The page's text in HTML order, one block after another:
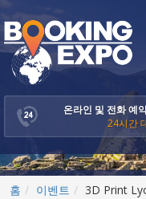
온라인 및 전화 예
24시간
홈 이벤트 3D Print